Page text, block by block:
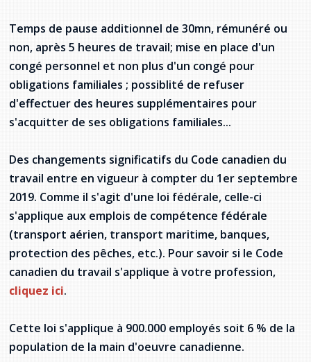
Festival jeunesse de l'Acadie
Assemblée générale annuelle
Gestes et paroles ambigus
Ressources documentaires
Formulaires de procédure pénale
La Charte canadienne des droits et libertés
Lois fréquemment consultées
Terre-Neuve-et-Labrador
Acheter un véhicule neuf ou d'occasion ou
louer sur le long terme (leasing) un véhicule
neuf
Offres d'emploi (Secteur Justice)
Législation spéciale Covid-19
L'Aide juridique à Terre-Neuve-et-
Labrador
Qu'est-ce que l'Aide juridique ?
Bureaux de l'Aide juridique de Terre-Neuve-
et-Labrador
Répertoire des juristes d'expression
française
Continuons en français
Activités
Annuaire de santé
Offres Actives
Santé mentale et dépendances
Travailler en santé à TNL
Passeport Santé
Répertoire des professionnels de santé
Visages de la santé
Allison Chaytor
provincial
Ressources linguistiques pour la
Ma langue, c'est ma fierté !
Carte des services en français
2SLGBTQIA+
Temps de pause additionnel de 30mn, rémunéré ou
non, après 5 heures de travail; mise en place d'un
congé personnel et non plus d'un congé pour
obligations familiales ; possiblité de refuser
d'effectuer des heures supplémentaires pour
s'acquitter de ses obligations familiales...
Des changements significatifs du Code canadien du
travail entre en vigueur à compter du 1er septembre
2019. Comme il s'agit d'une loi fédérale, celle-ci
s'applique aux emplois de compétence fédérale
(transport aérien, transport maritime, banques,
protection des pêches, etc.). Pour savoir si le Code
canadien du travail s'applique à votre profession,
cliquez ici.
Cette loi s'applique à 900.000 employés soit 6 % de la
population de la main d'oeuvre canadienne.